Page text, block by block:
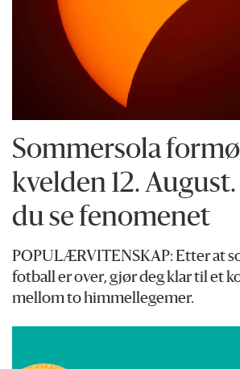
Sommersola
kvelden 12.
du se fenomenet
POPULÆRVITENSKAP: Etter at
fotball er over, gjør deg klar til et
mellom to himmellegemer.